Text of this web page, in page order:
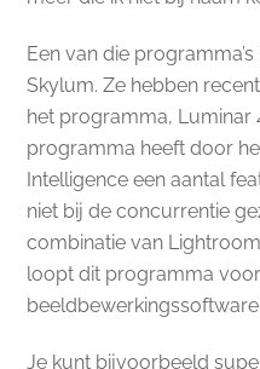
Een van die
Skylum. Ze hebben
het programma, Luminar
programma heeft door
Intelligence een aantal
niet bij de concurrentie
combinatie van
loopt dit programma
Je kunt bijvoorbeeld